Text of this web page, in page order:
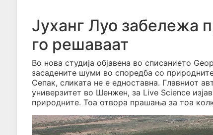
Јуханг Луо забележа
го решаваат
Во нова студиjа обjавена во списанието
засадените шуми во споредба со
Сепак, сликата не е едноставна. Главниот
универзитет во Шенжен, за Live Science
природните. Тоа отвора прашања за тоа